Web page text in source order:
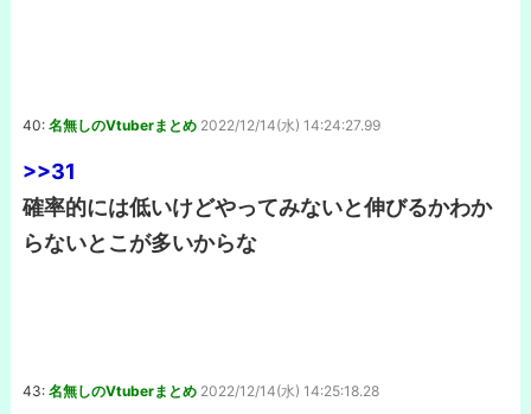
40: 名無しのVtuberまとめ 2022/12/14(水) 14:24:27.99
>>31
確率的には低いけどやってみないと伸びるかわか
らないとこが多いからな
43: 名無しのVtuberまとめ 2022/12/14(水) 14:25:18.28